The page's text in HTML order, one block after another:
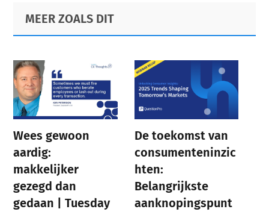
Primary
Sidebar
Footer
MEER ZOALS DIT
Wees gewoon
aardig:
makkelijker
gezegd dan
gedaan | Tuesday
De toekomst van
consumenteninzic
hten:
Belangrijkste
aanknopingspunt